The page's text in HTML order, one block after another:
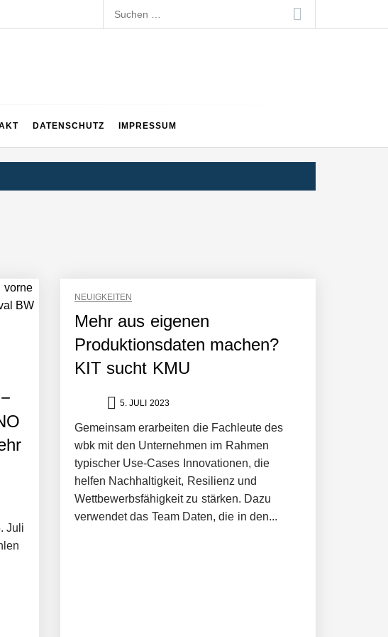
Suchen
nach:
DATENSCHUTZ IMPRESSUM
Juli
NEUIGKEITEN
Mehr aus eigenen
Produktionsdaten machen?
KIT sucht KMU
5. JULI 2023
Gemeinsam erarbeiten die Fachleute des
wbk mit den Unternehmen im Rahmen
typischer Use-Cases Innovationen, die
helfen Nachhaltigkeit, Resilienz und
Wettbewerbsfähigkeit zu stärken. Dazu
verwendet das Team Daten, die in den...
Aufbau der weltweit führenden Physical-AI-Plattform zu
breit auszurollen